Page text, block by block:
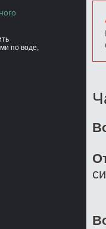
по воде,